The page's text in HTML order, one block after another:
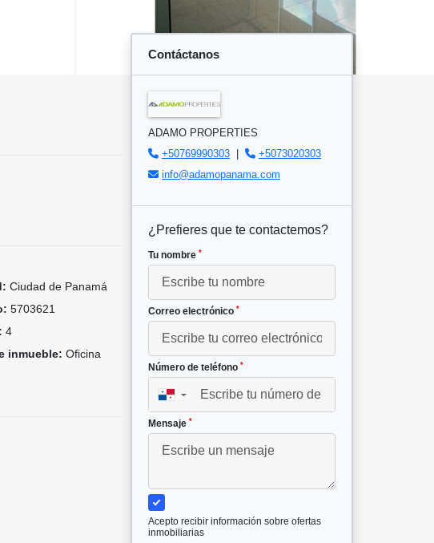
Ciudad de Panamá
5703621
4
inmueble: Oficina
Contáctanos
ADAMO PROPERTIES
+50769990303
+5073020303
info@adamopanama.com
¿Prefieres que te contactemos?
Tu nombre *
Correo electrónico *
Número de teléfono *
▼
Mensaje *
Acepto recibir información sobre ofertas
inmobiliarias